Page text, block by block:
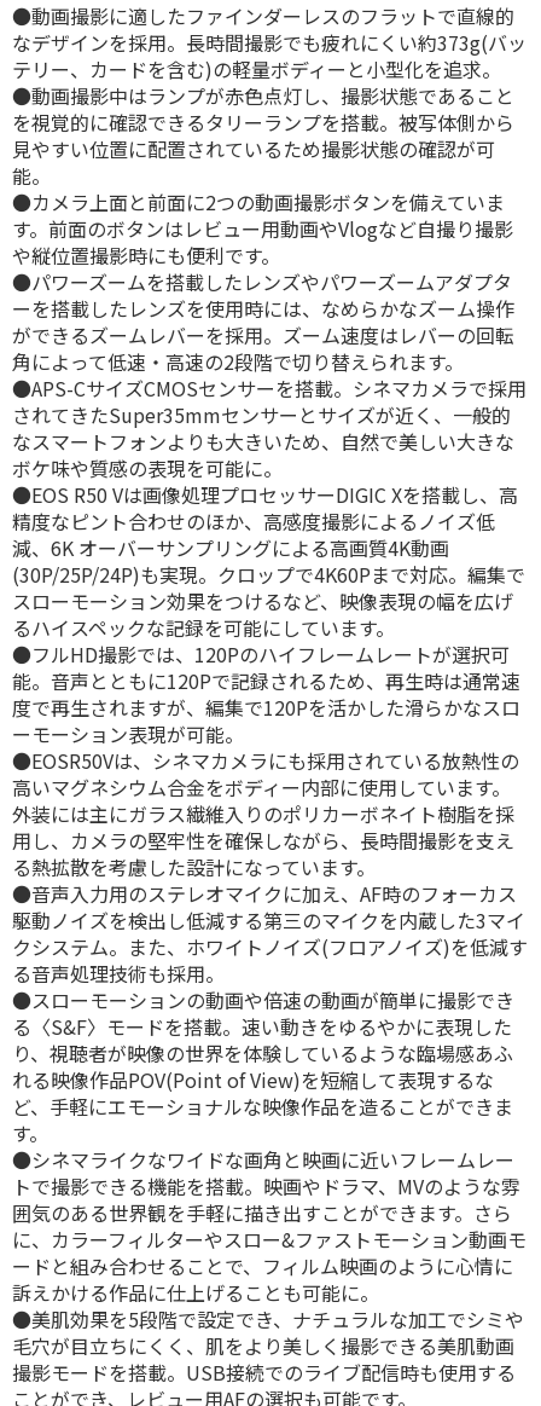
●動画撮影に適したファインダーレスのフラットで直線的
なデザインを採用。長時間撮影でも疲れにくい約373g(バッ
テリー、カードを含む)の軽量ボディーと小型化を追求。
●動画撮影中はランプが赤色点灯し、撮影状態であること
を視覚的に確認できるタリーランプを搭載。被写体側から
見やすい位置に配置されているため撮影状態の確認が可
能。
●カメラ上面と前面に2つの動画撮影ボタンを備えていま
す。前面のボタンはレビュー用動画やVlogなど自撮り撮影
や縦位置撮影時にも便利です。
●パワーズームを搭載したレンズやパワーズームアダプタ
ーを搭載したレンズを使用時には、なめらかなズーム操作
ができるズームレバーを採用。ズーム速度はレバーの回転
角によって低速・高速の2段階で切り替えられます。
●APS-CサイズCMOSセンサーを搭載。シネマカメラで採用
されてきたSuper35mmセンサーとサイズが近く、一般的
なスマートフォンよりも大きいため、自然で美しい大きな
ボケ味や質感の表現を可能に。
●EOS R50 Vは画像処理プロセッサーDIGIC Xを搭載し、高
精度なピント合わせのほか、高感度撮影によるノイズ低
減、6K オーバーサンプリングによる高画質4K動画
(30P/25P/24P)も実現。クロップで4K60Pまで対応。編集で
スローモーション効果をつけるなど、映像表現の幅を広げ
るハイスペックな記録を可能にしています。
●フルHD撮影では、120Pのハイフレームレートが選択可
能。音声とともに120Pで記録されるため、再生時は通常速
度で再生されますが、編集で120Pを活かした滑らかなスロ
ーモーション表現が可能。
●EOSR50Vは、シネマカメラにも採用されている放熱性の
高いマグネシウム合金をボディー内部に使用しています。
外装には主にガラス繊維入りのポリカーボネイト樹脂を採
用し、カメラの堅牢性を確保しながら、長時間撮影を支え
る熱拡散を考慮した設計になっています。
●音声入力用のステレオマイクに加え、AF時のフォーカス
駆動ノイズを検出し低減する第三のマイクを内蔵した3マイ
クシステム。また、ホワイトノイズ(フロアノイズ)を低減す
る音声処理技術も採用。
●スローモーションの動画や倍速の動画が簡単に撮影でき
る〈S&F〉モードを搭載。速い動きをゆるやかに表現した
り、視聴者が映像の世界を体験しているような臨場感あふ
れる映像作品POV(Point of View)を短縮して表現するな
ど、手軽にエモーショナルな映像作品を造ることができま
す。
●シネマライクなワイドな画角と映画に近いフレームレー
トで撮影できる機能を搭載。映画やドラマ、MVのような雰
囲気のある世界観を手軽に描き出すことができます。さら
に、カラーフィルターやスロー&ファストモーション動画モ
ードと組み合わせることで、フィルム映画のように心情に
訴えかける作品に仕上げることも可能に。
●美肌効果を5段階で設定でき、ナチュラルな加工でシミや
毛穴が目立ちにくく、肌をより美しく撮影できる美肌動画
撮影モードを搭載。USB接続でのライブ配信時も使用する
ことができ、レビュー用AFの選択も可能です。